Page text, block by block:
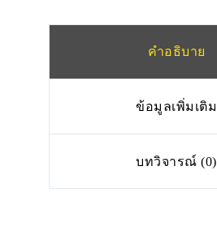
คำอธิบาย
ข้อมูลเพิ่มเติม
บทวิจารณ์ (0)